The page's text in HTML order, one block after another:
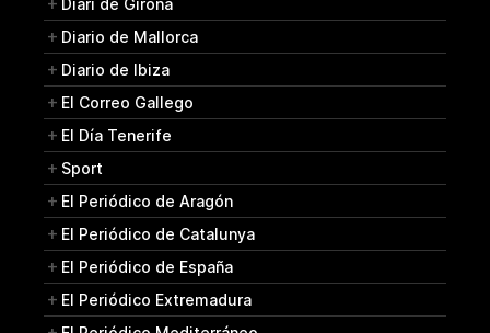
Diari de Girona
Diario de Mallorca
Diario de Ibiza
El Correo Gallego
El Día Tenerife
Sport
El Periódico de Aragón
El Periódico de Catalunya
El Periódico de España
El Periódico Extremadura